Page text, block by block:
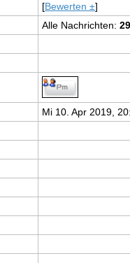
[Bewerten ±]
Alle Nachrichten:
Mi 10. Apr 2019,